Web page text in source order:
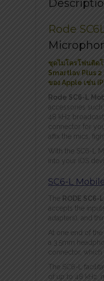
Rode
ชุดไมโครโฟนติด
Smartlav Plus 2
ของ Apple เช่น
Rode SC6-L
accessories
48 kHz
connector for
affix the mics,
With the SC6-L
into your iOS
SC6-L
The RODE SC6-L
accepts the
adapters), and
At one end of the
a 3.5mm
connector, which
The SC6-L
of up to 48 kHz,